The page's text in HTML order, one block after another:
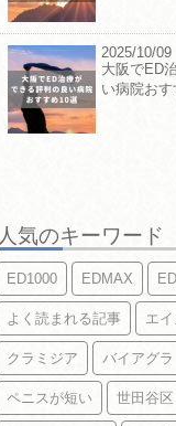
2025/10/09
大阪でED
い病院おす
人気のキーワード
ED1000 EDMAX
よく読まれる記事 エ
クラミジア バイアグラ
ペニスが短い 世田谷区